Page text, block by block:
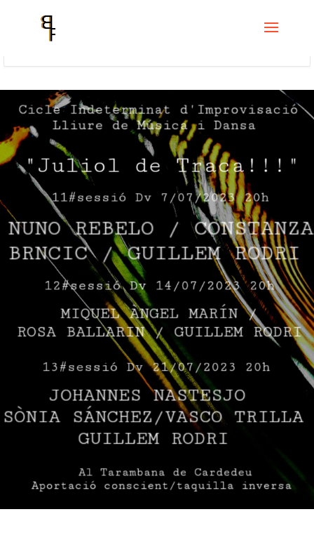
Home
Cicle Indeterminat de improvisació lliure de música i
Cicle Indeterminat d’Improvisació Lliure de Música i Dansa – JULIOL